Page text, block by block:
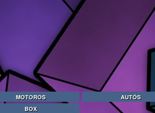
MOTOROS AUTÓS
BOX